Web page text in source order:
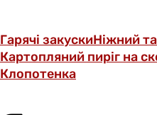
Гарячі закускиНіжний
Картопляний пиріг на
Клопотенка